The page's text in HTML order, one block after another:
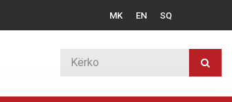
MK EN SQ